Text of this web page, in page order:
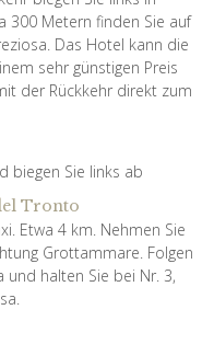
300 Metern finden Sie auf
Das Hotel kann die
sehr günstigen Preis
der Rückkehr direkt zum
biegen Sie links ab
Tronto
Etwa 4 km. Nehmen Sie
Grottammare. Folgen
halten Sie bei Nr. 3,